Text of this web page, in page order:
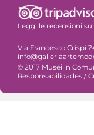
Leggi le recensioni su:
Via Francesco Crispi
© 2017 Musei in
Responsabilidades /